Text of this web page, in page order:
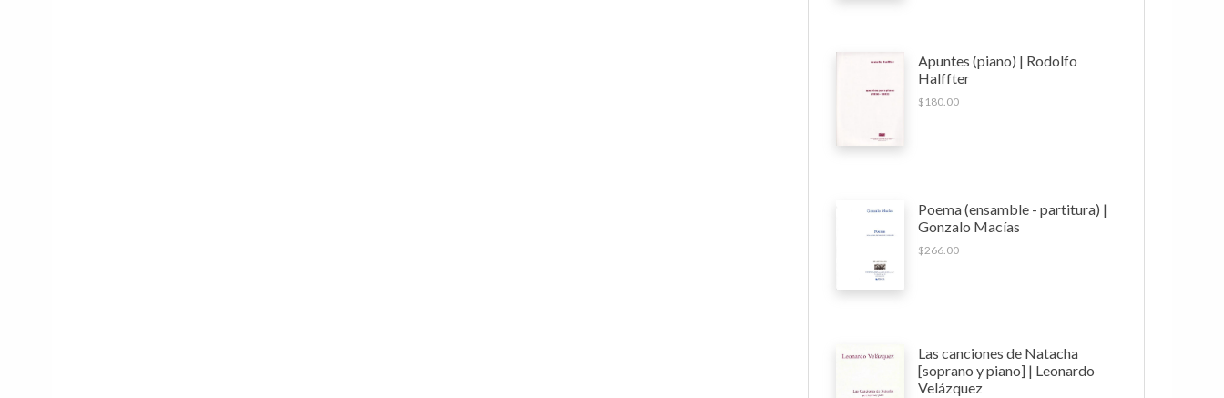
Apuntes (piano) | Rodolfo
Halffter
$ 180.00
Poema (ensamble - partitura) |
Gonzalo Macías
$266.00
Las canciones de Natacha
[soprano y piano] | Leonardo
Velázquez